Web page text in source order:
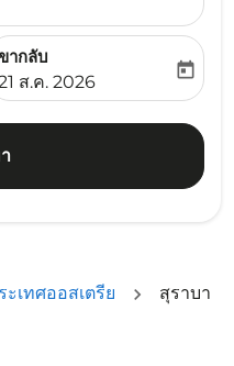
aria-label
ากลับ
booking-return-date-
ส.ค. 2026
today
ะเทศออสเตรีย
สุราบา